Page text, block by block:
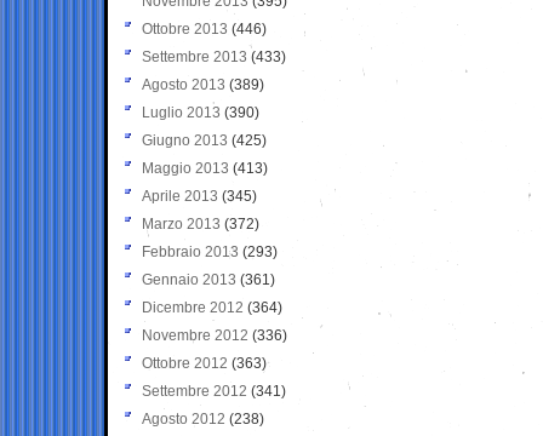
Ottobre 2013 (446)
Settembre 2013 (433)
Agosto 2013 (389)
Luglio 2013 (390)
Giugno 2013 (425)
Maggio 2013 (413)
Aprile 2013 (345)
Marzo 2013 (372)
Febbraio 2013 (293)
Gennaio 2013 (361)
Dicembre 2012 (364)
Novembre 2012 (336)
Ottobre 2012 (363)
Settembre 2012 (341)
Agosto 2012 (238)